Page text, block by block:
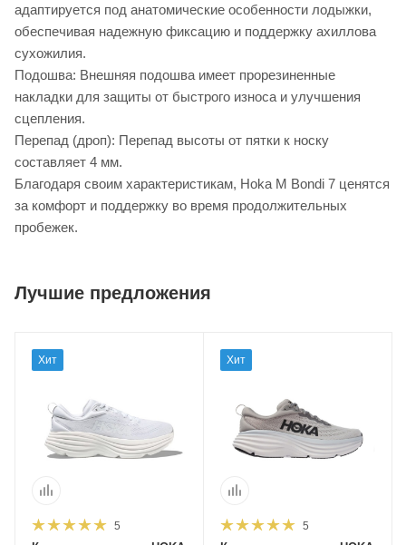
адаптируется под анатомические особенности лодыжки,
обеспечивая надежную фиксацию и поддержку ахиллова
сухожилия.
Подошва: Внешняя подошва имеет прорезиненные
накладки для защиты от быстрого износа и улучшения
сцепления.
Перепад (дроп): Перепад высоты от пятки к носку
составляет 4 мм.
Благодаря своим характеристикам, Hoka M Bondi 7 ценятся
за комфорт и поддержку во время продолжительных
пробежек.
Лучшие предложения
Хит
5
Хит
5